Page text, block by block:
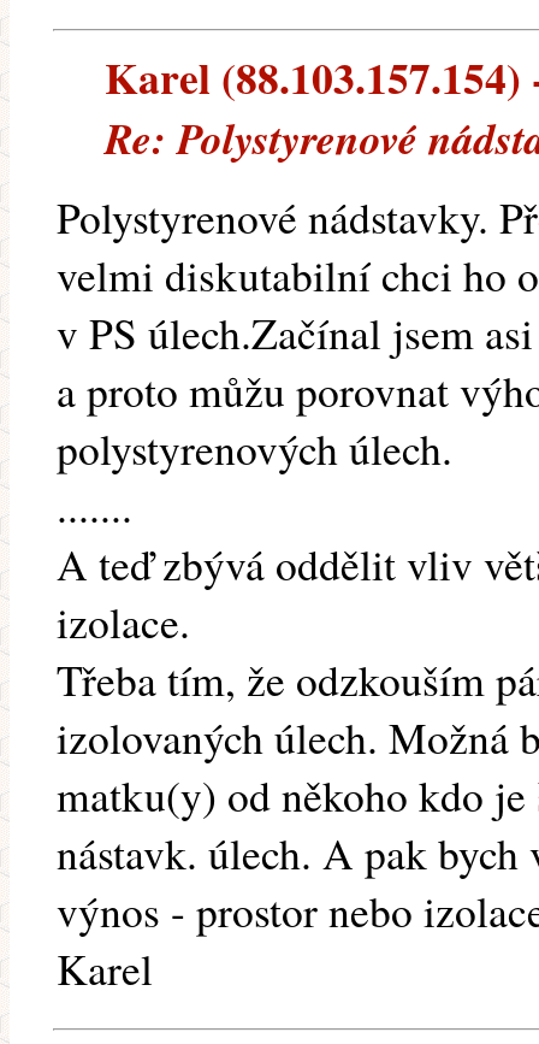
Karel (88.103.157.154)
Re: Polystyrenové
Polystyrenové nádstavky.
velmi diskutabilní chci ho
v PS úlech.Začínal jsem
a proto můžu porovnat
polystyrenových úlech.
.......
A teď zbývá oddělit vliv
izolace.
Třeba tím, že odzkouším
izolovaných úlech. Možná
matku(y) od někoho kdo
nástavk. úlech. A pak
výnos - prostor nebo
Karel